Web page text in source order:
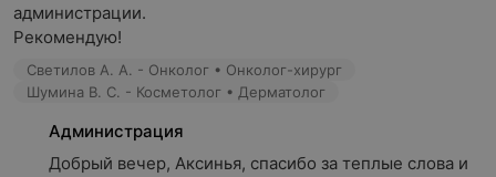
администрации.
Рекомендую!
Светилов А. А. - Онколог • Онколог-хирург
Шумина В. С. - Косметолог • Дерматолог
Администрация
Добрый вечер, Аксинья, спасибо за теплые слова и